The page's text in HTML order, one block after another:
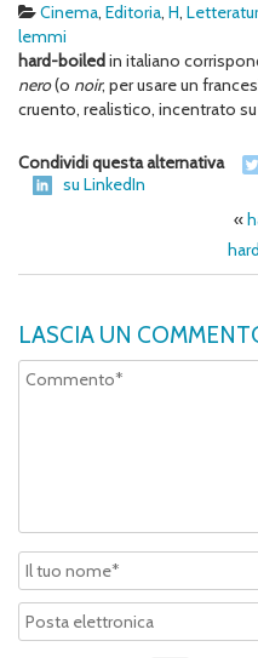
Cinema, Editoria, H,
lemmi
hard-boiledin italiano
nero(o noir, per usare un
cruento, realistico, incentrato
Condividi questa alternativa
su LinkedIn
«
LASCIA UN